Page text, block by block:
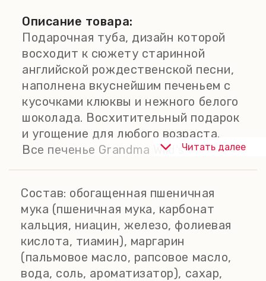
Описание товара:
Подарочная туба, дизайн которой
восходит к сюжету старинной
английской рождественской песни,
наполнена вкуснейшим печеньем с
кусочками клюквы и нежного белого
шоколада. Восхитительный подарок
и угощение для любого возраста.
Все печенье Grandma Wild's
соответствии с высочайшими
стандартами современной
кулинарии и с использованием
методов, переданных через четыре
поколения семьи бабушки Вайлд.
Читать далее
Состав: обогащенная пшеничная
мука (пшеничная мука, карбонат
кальция, ниацин, железо, фолиевая
кислота, тиамин), маргарин
(пальмовое масло, рапсовое масло,
вода, соль, ароматизатор), сахар,